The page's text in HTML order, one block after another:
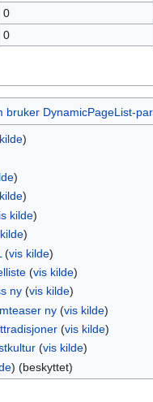
0
0
bruker DynamicPageList-
)
)
)
kilde)
)
(vis kilde)
(vis kilde)
ny(vis kilde)
ny(vis kilde)
(vis kilde)
(vis kilde)
) (beskyttet)